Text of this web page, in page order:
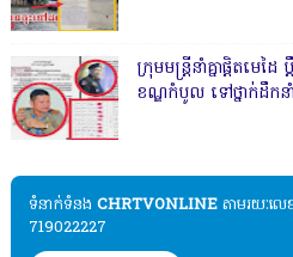
ក្រុមមន្ត្រីនាំគ្នាផ្ដិតម
ខណ្ឌកំបូល ទៅថ្នាក់ដឹកនាំ
ទំនាក់ទំនង​​ CHRTVONLINE តាមរយៈល
719022227